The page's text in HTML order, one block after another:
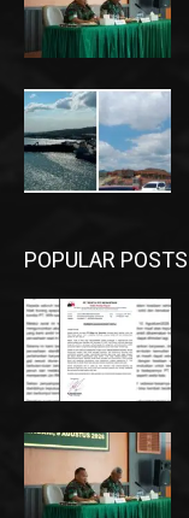
POPULAR POSTS